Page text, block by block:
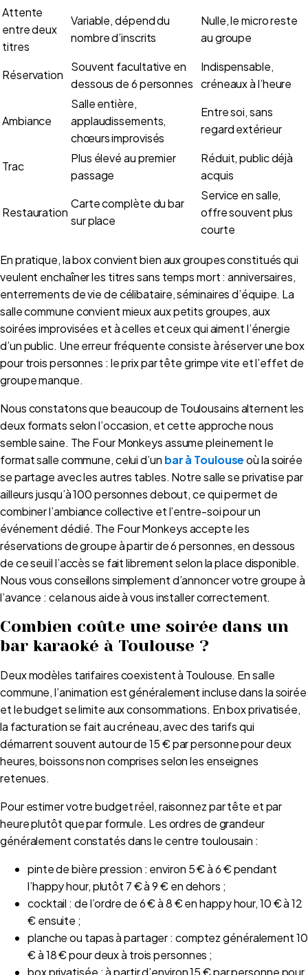
Attente
entre deux
titres
Variable, dépend du
nombre d’inscrits
Nulle, le micro reste
au groupe
Réservation
Souvent facultative en
dessous de 6 personnes
Indispensable,
créneaux à l’heure
Ambiance
Salle entière,
applaudissements,
chœurs improvisés
Entre soi, sans
regard extérieur
Trac
Plus élevé au premier
passage
Réduit, public déjà
acquis
Restauration
Carte complète du bar
sur place
Service en salle,
offre souvent plus
courte
En pratique, la box convient bien aux groupes constitués qui
veulent enchaîner les titres sans temps mort : anniversaires,
enterrements de vie de célibataire, séminaires d’équipe. La
salle commune convient mieux aux petits groupes, aux
soirées improvisées et à celles et ceux qui aiment l’énergie
d’un public. Une erreur fréquente consiste à réserver une box
pour trois personnes : le prix par tête grimpe vite et l’effet de
groupe manque.
Nous constatons que beaucoup de Toulousains alternent les
deux formats selon l’occasion, et cette approche nous
semble saine. The Four Monkeys assume pleinement le
format salle commune, celui d’un bar à Toulouseoù la soirée
se partage avec les autres tables. Notre salle se privatise par
ailleurs jusqu’à 100 personnes debout, ce qui permet de
combiner l’ambiance collective et l’entre-soi pour un
événement dédié. The Four Monkeys accepte les
réservations de groupe à partir de 6 personnes, en dessous
de ce seuil l’accès se fait librement selon la place disponible.
Nous vous conseillons simplement d’annoncer votre groupe à
l’avance : cela nous aide à vous installer correctement.
Combien coûte une soirée dans un
bar karaoké à Toulouse ?
Deux modèles tarifaires coexistent à Toulouse. En salle
commune, l’animation est généralement incluse dans la soirée
et le budget se limite aux consommations. En box privatisée,
la facturation se fait au créneau, avec des tarifs qui
démarrent souvent autour de 15 € par personne pour deux
heures, boissons non comprises selon les enseignes
retenues.
Pour estimer votre budget réel, raisonnez par tête et par
heure plutôt que par formule. Les ordres de grandeur
généralement constatés dans le centre toulousain :
pinte de bière pression : environ 5 € à 6 € pendant
l’happy hour, plutôt 7 € à 9 € en dehors ;
cocktail : de l’ordre de 6 € à 8 € en happy hour, 10 € à 12
€ ensuite ;
planche ou tapas à partager : comptez généralement 10
€ à 18 € pour deux à trois personnes ;
box privatisée : à partir d’environ 15 € par personne pour